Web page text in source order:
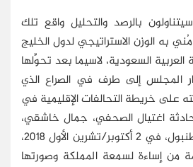
بالرصد والتحليل واقع تلك
مُني به الوزن الاستراتيجي لدول الخليج
السعودية، لاسيما بعد تحوِّلها
المجلس إلى طرف في الصراع الذي
على خريطة التحالفات الإقليمية في
اغتيال الصحفي، جمال خاشقي،
في قنصلية بلاده بإسطنبول، في 2 أكتوبر/تشرين الأول 2018،
من إساءة لسمعة المملكة وصورتها